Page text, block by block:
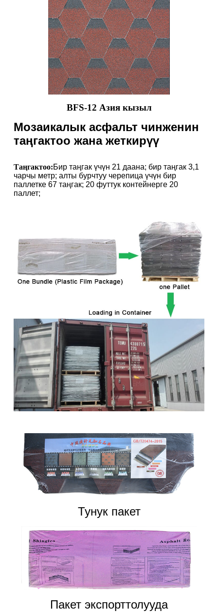
BFS-12 Азия кызыл
Мозаикалык асфальт чинженин
таңгактоо жана жеткирүү
Таңгактоо:Бир таңгак үчүн 21 даана; бир таңгак 3,1
чарчы метр; алты бурчтуу черепица үчүн бир
паллетке 67 таңгак; 20 футтук контейнерге 20
паллет;
Тунук пакет
Пакет экспорттолууда